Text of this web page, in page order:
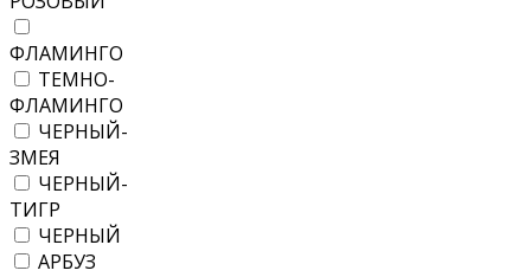
ФЛАМИНГО
ТЕМНО-
ФЛАМИНГО
ЧЕРНЫЙ-
ЗМЕЯ
ЧЕРНЫЙ-
ТИГР
ЧЕРНЫЙ
АРБУЗ